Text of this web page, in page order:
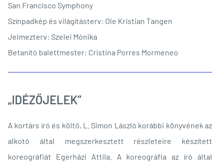
San Francisco Symphony
Színpadkép és világításterv: Ole Kristian Tangen
Jelmezterv: Szelei Mónika
Betanító balettmester: Cristina Porres Mormeneo
„IDÉZŐJELEK”
A kortárs író és költő, L. Simon László korábbi könyvének az
alkotó által megszerkesztett részleteire készített
koreográfiát Egerházi Attila. A koreográfia az író által